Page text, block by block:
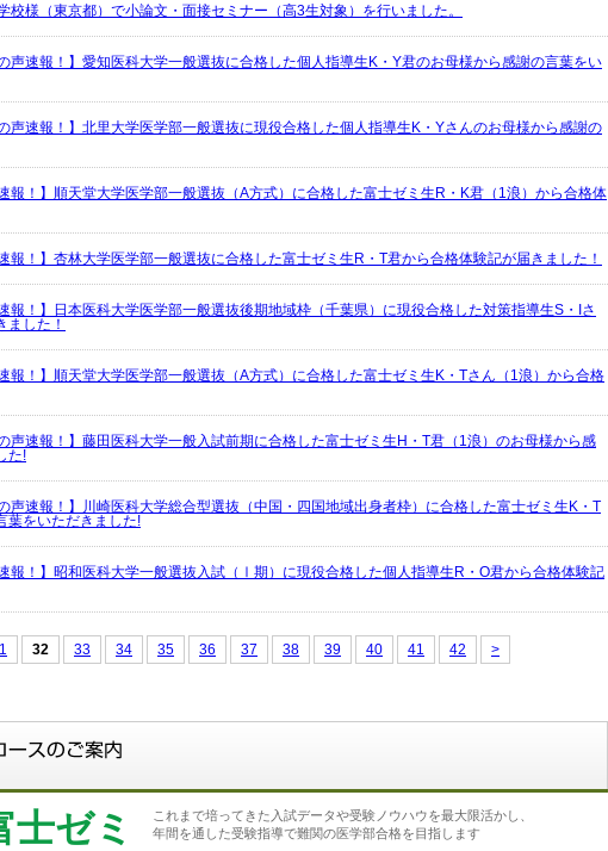
校様（東京都）で小論文・面接セミナー（高3生対象）を行いました。
の声速報！】愛知医科大学一般選抜に合格した個人指導生K・Y君のお母様から感謝の言葉をい
の声速報！】北里大学医学部一般選抜に現役合格した個人指導生K・Yさんのお母様から感謝の
速報！】順天堂大学医学部一般選抜（A方式）に合格した富士ゼミ生R・K君（1浪）から合格体
報！】杏林大学医学部一般選抜に合格した富士ゼミ生R・T君から合格体験記が届きました！
速報！】日本医科大学医学部一般選抜後期地域枠（千葉県）に現役合格した対策指導生S・Iさ
ました！
速報！】順天堂大学医学部一般選抜（A方式）に合格した富士ゼミ生K・Tさん（1浪）から合格
の声速報！】藤田医科大学一般入試前期に合格した富士ゼミ生H・T君（1浪）のお母様から感
た!
の声速報！】川崎医科大学総合型選抜（中国・四国地域出身者枠）に合格した富士ゼミ生K・T
葉をいただきました!
速報！】昭和医科大学一般選抜入試（Ⅰ期）に現役合格した個人指導生R・O君から合格体験記
32 33 34 35 36 37 38 39 40 41 42 >
士ゼミ
これまで培ってきた入試データや受験ノウハウを最大限活かし、
年間を通した受験指導で難関の医学部合格を目指します